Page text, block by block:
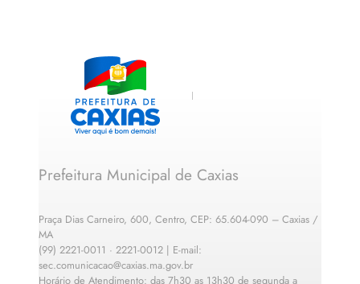
Prefeitura Municipal de Caxias
Praça Dias Carneiro, 600, Centro, CEP: 65.604-090 – Caxias /
MA
(99) 2221-0011 · 2221-0012 | E-mail:
sec.comunicacao@caxias.ma.gov.br
Horário de Atendimento: das 7h30 as 13h30 de segunda a